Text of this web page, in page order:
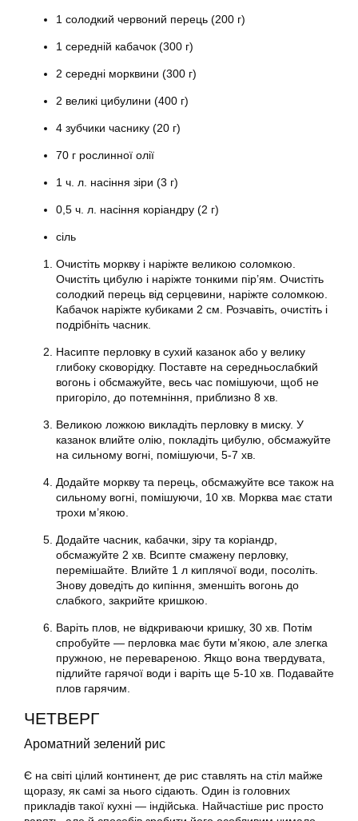
1 солодкий червоний перець (200 г)
1 середній кабачок (300 г)
2 середні морквини (300 г)
2 великі цибулини (400 г)
4 зубчики часнику (20 г)
70 г рослинної олії
1 ч. л. насіння зіри (3 г)
0,5 ч. л. насіння коріандру (2 г)
сіль
Очистіть моркву і наріжте великою соломкою.
Очистіть цибулю і наріжте тонкими пір’ям. Очистіть
солодкий перець від серцевини, наріжте соломкою.
Кабачок наріжте кубиками 2 см. Розчавіть, очистіть і
подрібніть часник.
Насипте перловку в сухий казанок або у велику
глибоку сковорідку. Поставте на середньослабкий
вогонь і обсмажуйте, весь час помішуючи, щоб не
пригоріло, до потемніння, приблизно 8 хв.
Великою ложкою викладіть перловку в миску. У
казанок влийте олію, покладіть цибулю, обсмажуйте
на сильному вогні, помішуючи, 5-7 хв.
Додайте моркву та перець, обсмажуйте все також на
сильному вогні, помішуючи, 10 хв. Морква має стати
трохи м’якою.
Додайте часник, кабачки, зіру та коріандр,
обсмажуйте 2 хв. Всипте смажену перловку,
перемішайте. Влийте 1 л киплячої води, посоліть.
Знову доведіть до кипіння, зменшіть вогонь до
слабкого, закрийте кришкою.
Варіть плов, не відкриваючи кришку, 30 хв. Потім
спробуйте — перловка має бути м’якою, але злегка
пружною, не перевареною. Якщо вона твердувата,
підлийте гарячої води і варіть ще 5-10 хв. Подавайте
плов гарячим.
ЧЕТВЕРГ
Ароматний зелений рис
Є на світі цілий континент, де рис ставлять на стіл майже
щоразу, як самі за нього сідають. Один із головних
прикладів такої кухні — індійська. Найчастіше рис просто